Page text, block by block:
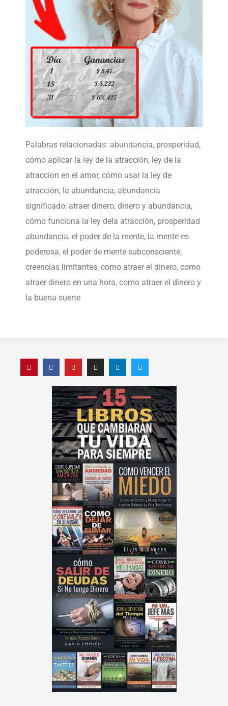
Palabras relacionadas: abundancia, prosperidad,
cómo aplicar la ley de la atracción, ley de la
atraccion en el amor, cómo usar la ley de
atracción, la abundancia, abundancia
significado, atraer dinero, dinero y abundancia,
cómo funciona la ley dela atracción, prosperidad
abundancia, el poder de la mente, la mente es
poderosa, el poder de mente subconsciente,
creencias limitantes, como atraer el dinero, como
atraer dinero en una hora, como atraer el dinero y
la buena suerte